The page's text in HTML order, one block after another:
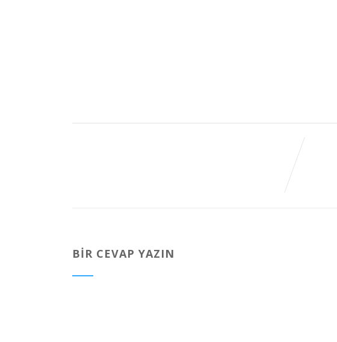
BIR CEVAP YAZIN